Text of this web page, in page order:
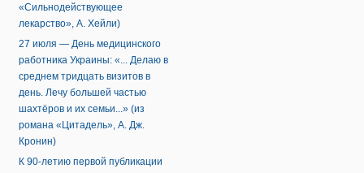
«Сильнодействующее
лекарство», А. Хейли)
27 июля — День медицинского
работника Украины: «... Делаю в
среднем тридцать визитов в
день. Лечу большей частью
шахтёров и их семьи...» (из
романа «Цитадель», А. Дж.
Кронин)
К 90-летию первой публикации